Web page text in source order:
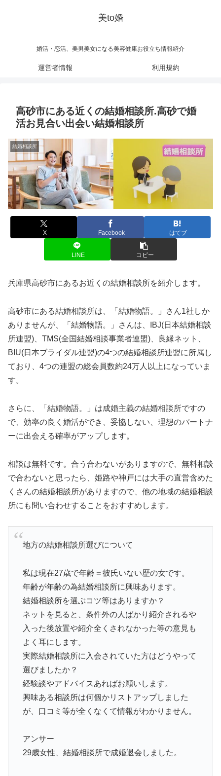
美to婚
婚活・恋活、美男美女になる美容健康お役立ち情報紹介
運営者情報 利用規約
高砂市にある近くの結婚相談所.高砂で婚
活お見合い出会い結婚相談所
結婚相談所
X Facebook はてブ
LINE コピー
兵庫県高砂市にあるお近くの結婚相談所を紹介します。
高砂市にある結婚相談所は、「結婚物語。」さん1社しか
ありませんが、「結婚物語。」さんは、IBJ(日本結婚相談
所連盟)、TMS(全国結婚相談事業者連盟)、良縁ネット、
BIU(日本ブライダル連盟)の4つの結婚相談所連盟に所属し
ており、4つの連盟の総会員数約24万人以上になっていま
す。
さらに、「結婚物語。」は成婚主義の結婚相談所ですの
で、効率の良く婚活ができ、妥協しない、理想のパートナ
ーに出会える確率がアップします。
相談は無料です。合う合わないがありますので、無料相談
で合わないと思ったら、姫路や神戸には大手の直営含めた
くさんの結婚相談所がありますので、他の地域の結婚相談
所にも問い合わせすることをおすすめします。
地方の結婚相談所選びについて
私は現在27歳で年齢＝彼氏いない歴の女です。
年齢が年齢の為結婚相談所に興味あります。
結婚相談所を選ぶコツ等はありますか？
ネットを見ると、条件外の人ばかり紹介されるや
入った後放置や紹介全くされなかった等の意見も
よく耳にします。
実際結婚相談所に入会されていた方はどうやって
選びましたか？
経験談やアドバイスあればお願いします。
興味ある相談所は何個かリストアップしました
が、口コミ等が全くなくて情報がわかりません。
アンサー
29歳女性、結婚相談所で成婚退会しました。